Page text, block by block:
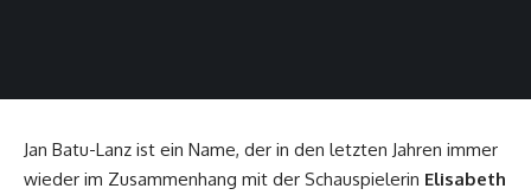
Jan Batu-Lanz ist ein Name, der in den letzten Jahren immer
wieder im Zusammenhang mit der Schauspielerin Elisabeth